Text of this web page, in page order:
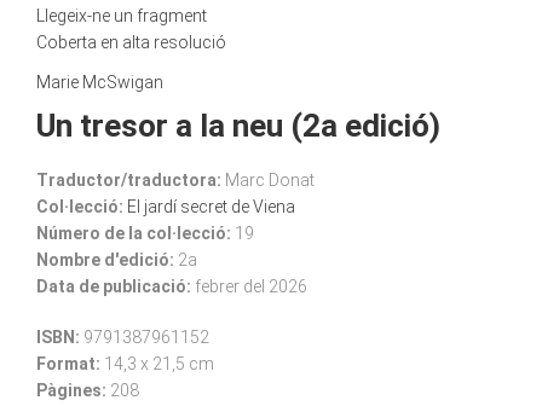
Llegeix-ne un fragment
Coberta en alta resolució
Marie McSwigan
Un tresor a la neu (2a edició)
Traductor/traductora: Marc Donat
Col·lecció: El jardí secret de Viena
Número de la col·lecció: 19
Nombre d'edició: 2a
Data de publicació: febrer del 2026
ISBN: 9791387961152
Format: 14,3 x 21,5 cm
Pàgines: 208